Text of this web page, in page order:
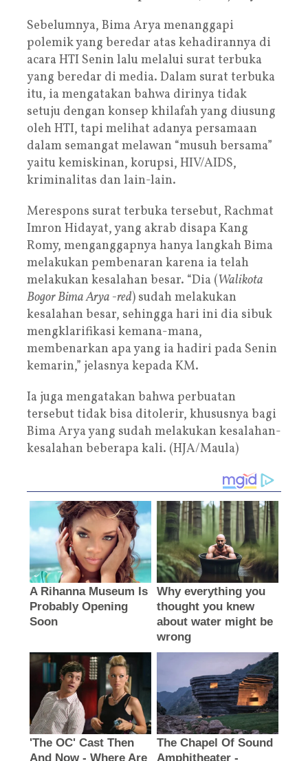
Sebelumnya, Bima Arya menanggapi
polemik yang beredar atas kehadirannya di
acara HTI Senin lalu melalui surat terbuka
yang beredar di media. Dalam surat terbuka
itu, ia mengatakan bahwa dirinya tidak
setuju dengan konsep khilafah yang diusung
oleh HTI, tapi melihat adanya persamaan
dalam semangat melawan “musuh bersama”
yaitu kemiskinan, korupsi, HIV/AIDS,
kriminalitas dan lain-lain.
Merespons surat terbuka tersebut, Rachmat
Imron Hidayat, yang akrab disapa Kang
Romy, menganggapnya hanya langkah Bima
melakukan pembenaran karena ia telah
melakukan kesalahan besar. “Dia (Walikota
Bogor Bima Arya -red) sudah melakukan
kesalahan besar, sehingga hari ini dia sibuk
mengklarifikasi kemana-mana,
membenarkan apa yang ia hadiri pada Senin
kemarin,” jelasnya kepada KM.
Ia juga mengatakan bahwa perbuatan
tersebut tidak bisa ditolerir, khususnya bagi
Bima Arya yang sudah melakukan kesalahan-
kesalahan beberapa kali. (HJA/Maula)